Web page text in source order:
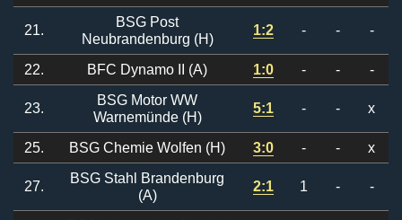
21.
BSG Post
Neubrandenburg (H)
1:2 - - -
22. BFC Dynamo II (A) 1:0 - - -
23.
BSG Motor WW
Warnemünde (H)
5:1 - - x
25. BSG Chemie Wolfen (H) 3:0 - - x
27.
BSG Stahl Brandenburg
(A)
2:1 1 - -